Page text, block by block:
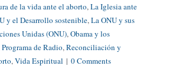
de la vida ante el aborto, La Iglesia ante
y el Desarrollo sostenible, La ONU y sus
Unidas (ONU), Obama y los
Programa de Radio, Reconciliación y
, Vida Espiritual | 0 Comments